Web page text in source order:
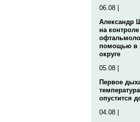
06.08 |
Александр
на
помощью в
округе
05.08 |
Первое
опустится
04.08 |